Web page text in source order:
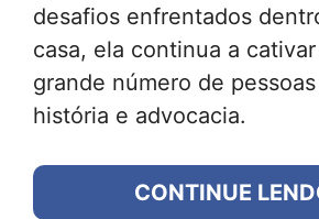
desafios enfrentados
casa, ela continua a
grande número de
história e advocacia.
CONTINUE